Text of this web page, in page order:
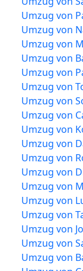
Umzug von
Umzug von
Umzug von
Umzug von
Umzug von
Umzug von
Umzug von
Umzug von
Umzug von
Umzug von
Umzug von
Umzug von
Umzug von
Umzug von
Umzug von
Umzug von
Umzug von
Umzug von